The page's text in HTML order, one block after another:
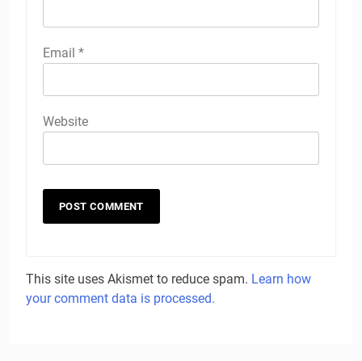
Email *
Website
This site uses Akismet to reduce spam. Learn how
your comment data is processed.